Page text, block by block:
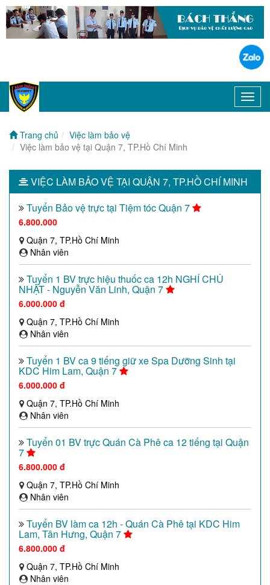
Trang chủ
Việc làm bảo vệ
Việc làm bảo vệ tại Quận 7, TP.Hồ Chí Minh
VIỆC LÀM BẢO VỆ TẠI QUẬN 7, TP.HỒ CHÍ MINH
Tuyển Bảo vệ trực tại Tiệm tóc Quận 7
6.800.000
Quận 7, TP.Hồ Chí Minh
Nhân viên
Tuyển 1 BV trực hiệu thuốc ca 12h NGHỈ CHỦ
NHẬT - Nguyễn Văn Linh, Quận 7
6.000.000 đ
Quận 7, TP.Hồ Chí Minh
Nhân viên
Tuyển 1 BV ca 9 tiếng giữ xe Spa Dưỡng Sinh tại
KDC Him Lam, Quận 7
6.000.000 đ
Quận 7, TP.Hồ Chí Minh
Nhân viên
Tuyển 01 BV trực Quán Cà Phê ca 12 tiếng tại Quận
7
6.800.000 đ
Quận 7, TP.Hồ Chí Minh
Nhân viên
Tuyển BV làm ca 12h - Quán Cà Phê tại KDC Him
Lam, Tân Hưng, Quận 7
6.800.000 đ
Quận 7, TP.Hồ Chí Minh
Nhân viên